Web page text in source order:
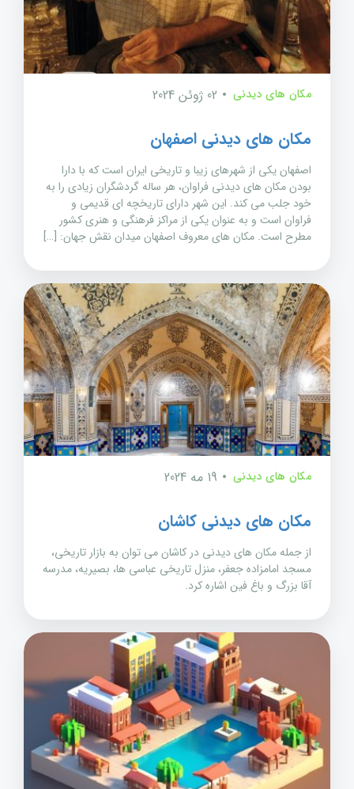
مکان های دیدنی 02 ژوئن 2024
مکان های دیدنی اصفهان
اصفهان یکی از شهرهای زیبا و تاریخی ایران است که با دارا
بودن مکان های دیدنی فراوان، هر ساله گردشگران زیادی را به
خود جلب می کند. این شهر دارای تاریخچه ای قدیمی و
فراوان است و به عنوان یکی از مراکز فرهنگی و هنری کشور
مطرح است. مکان های معروف اصفهان میدان نقش جهان: […]
مکان های دیدنی 19 مه 2024
مکان های دیدنی کاشان
از جمله مکان های دیدنی در کاشان می توان به بازار تاریخی،
مسجد امامزاده جعفر، منزل تاریخی عباسی ها، بصیریه، مدرسه
آقا بزرگ و باغ فین اشاره کرد.